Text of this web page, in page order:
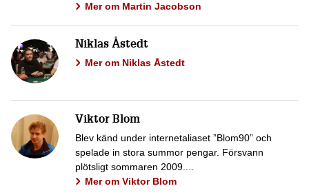
Mer om Martin Jacobson
Niklas Åstedt
Mer om Niklas Åstedt
Viktor Blom
Blev känd under internetaliaset ”Blom90” och
spelade in stora summor pengar. Försvann
plötsligt sommaren 2009....
Mer om Viktor Blom